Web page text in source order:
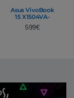
Asus VivoBook
15 X1504VA-
BQ575W |
Portátil Intel
599€